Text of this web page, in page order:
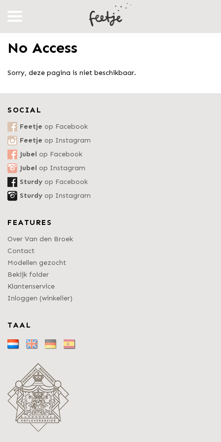
No Access
Sorry, deze pagina is niet beschikbaar.
SOCIAL
Feetje op Facebook
Feetje op Instagram
Jubel op Facebook
Jubel op Instagram
Sturdy op Facebook
Sturdy op Instagram
FEATURES
Over Van den Broek
Contact
Modellen gezocht
Bekijk folder
Klantenservice
Inloggen (winkelier)
TAAL